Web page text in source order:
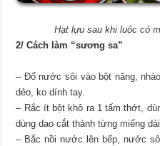
Hạt lựu sau khi luộc có
2/ Cách làm “sương sa”
– Đổ nước sôi vào bột năng,
dẻo, ko dính tay.
– Rắc ít bột khô ra 1 tấm thớt,
dùng dao cắt thành từng miếng
– Bắc nồi nước lên bếp, nước